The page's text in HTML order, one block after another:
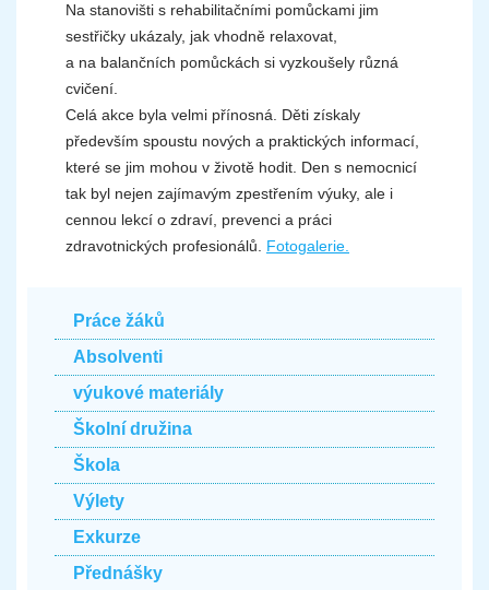
Na stanovišti s rehabilitačními pomůckami jim
sestřičky ukázaly, jak vhodně relaxovat,
a na balančních pomůckách si vyzkoušely různá
cvičení.
Celá akce byla velmi přínosná. Děti získaly
především spoustu nových a praktických informací,
které se jim mohou v životě hodit. Den s nemocnicí
tak byl nejen zajímavým zpestřením výuky, ale i
cennou lekcí o zdraví, prevenci a práci
zdravotnických profesionálů. Fotogalerie.
Práce žáků
Absolventi
výukové materiály
Školní družina
Škola
Výlety
Exkurze
Přednášky